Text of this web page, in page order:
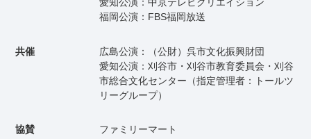
福岡公演：FBS福岡放送
共催
広島公演：（公財）呉市文化振興財団
愛知公演：刈谷市・刈谷市教育委員会・刈谷
市総合文化センター（指定管理者：トールツ
リーグループ）
協賛 ファミリーマート